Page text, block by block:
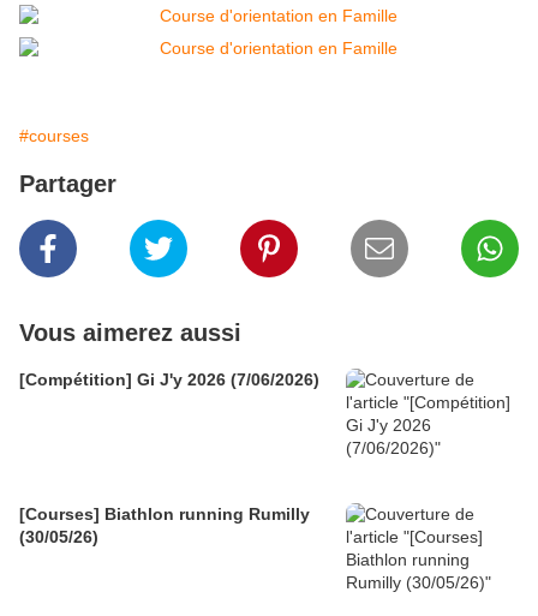
#courses
Partager
Vous aimerez aussi
[Compétition] Gi J'y 2026 (7/06/2026)
[Courses] Biathlon running Rumilly
(30/05/26)